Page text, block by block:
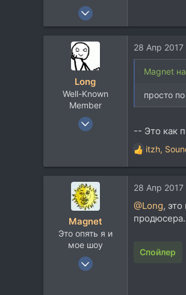
3 Июн 2007
3.843
4.264
Long
Well-Known
Member
27 Фев 2008
113
Moscow
www.long.ru
28 Апр 2017
Magnet
просто
-- Это как
Р
е
к
ц
и
и
itzh,
Magnet
Это опять я и
мое шоу
3 Июн 2007
28 Апр 2017
@Long,
Спойлер